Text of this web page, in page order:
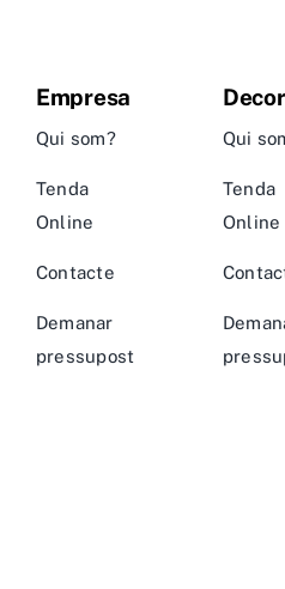
Empresa
Qui som?
Tenda
Online
Contacte
Demanar
pressupost
Qui
Tenda
Online